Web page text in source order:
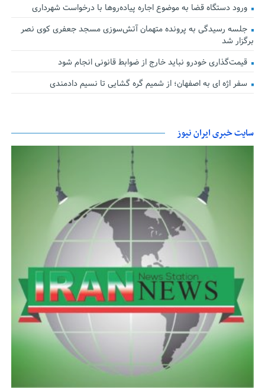
ورود دستگاه قضا به موضوع اجاره پیاده‌روها با درخواست شهرداری
جلسه رسیدگی به پرونده متهمان آتش‌سوزی مسجد جعفری کوی نصر
برگزار شد
قیمت‌گذاری خودرو نباید خارج از ضوابط قانونی انجام شود
سفر اژه ای به اصفهان؛ از شمیم گره گشایی تا نسیم دادمندی
سایت خبری ایران نیوز